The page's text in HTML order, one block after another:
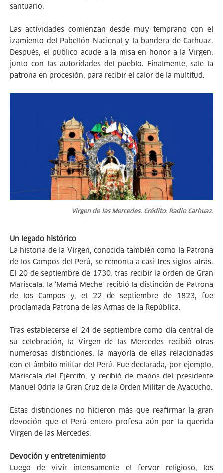
santuario.
Las actividades comienzan desde muy temprano con el
izamiento del Pabellón Nacional y la bandera de Carhuaz.
Después, el público acude a la misa en honor a la Virgen,
junto con las autoridades del pueblo. Finalmente, sale la
patrona en procesión, para recibir el calor de la multitud.
Virgen de las Mercedes. Crédito: Radio Carhuaz.
Un legado histórico
La historia de la Virgen, conocida también como la Patrona
de los Campos del Perú, se remonta a casi tres siglos atrás.
El 20 de septiembre de 1730, tras recibir la orden de Gran
Mariscala, la ‘Mamá Meche’ recibió la distinción de Patrona
de los Campos y, el 22 de septiembre de 1823, fue
proclamada Patrona de las Armas de la República.
Tras establecerse el 24 de septiembre como día central de
su celebración, la Virgen de las Mercedes recibió otras
numerosas distinciones, la mayoría de ellas relacionadas
con el ámbito militar del Perú. Fue declarada, por ejemplo,
Mariscala del Ejército, y recibió de manos del presidente
Manuel Odría la Gran Cruz de la Orden Militar de Ayacucho.
Estas distinciones no hicieron más que reafirmar la gran
devoción que el Perú entero profesa aún por la querida
Virgen de las Mercedes.
Devoción y entretenimiento
Luego de vivir intensamente el fervor religioso, los